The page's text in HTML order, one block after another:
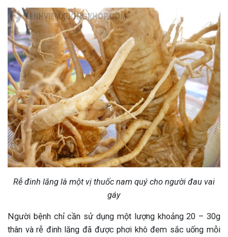
Rễ đinh lăng là một vị thuốc nam quý cho người đau vai
gáy
Người bệnh chỉ cần sử dụng một lượng khoảng 20 – 30g
thân và rễ đinh lăng đã được phơi khô đem sắc uống mỗi